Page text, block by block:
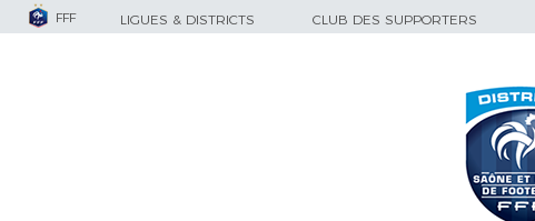
FFF LIGUES & DISTRICTS CLUB DES SUPPORTERS